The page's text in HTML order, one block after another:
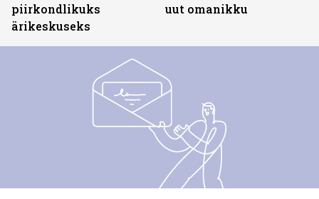
piirkondlikuks
ärikeskuseks
uut omanikku